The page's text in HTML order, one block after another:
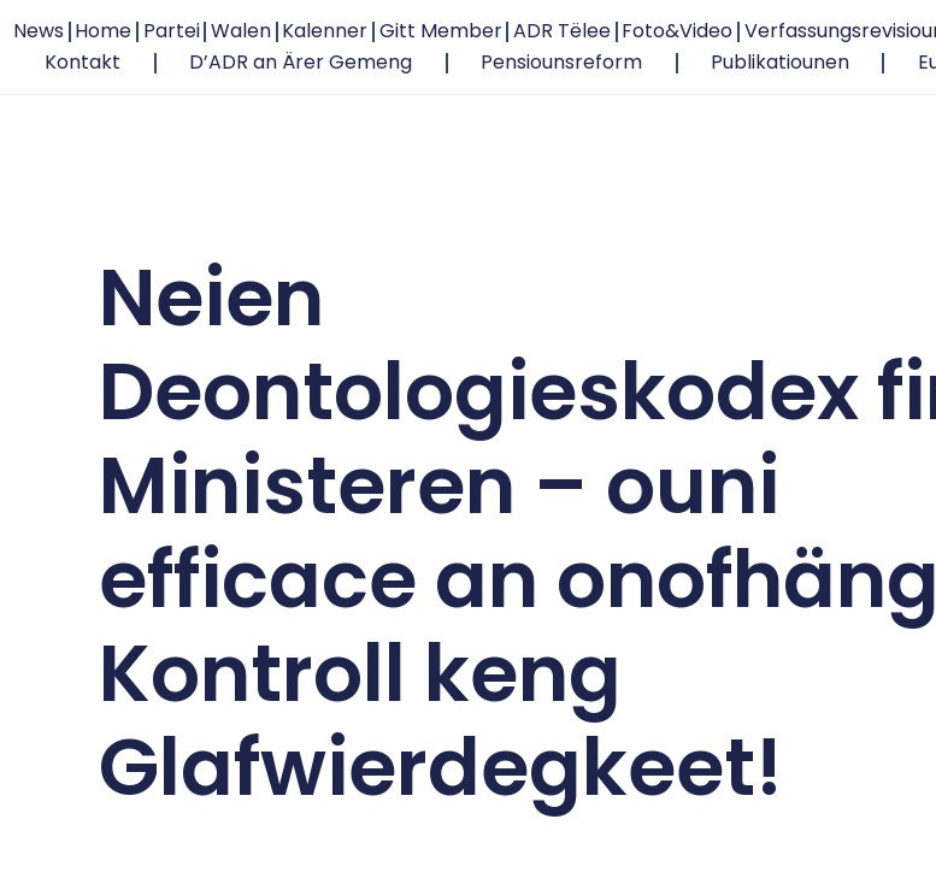
News Home Partei Walen Kalenner Gitt Member ADR Tëlee Foto&Video
Kontakt
D’ADR an Ärer Gemeng Pensiounsreform Publikatiounen
Neien
Deontologieskodex
Ministeren – ouni
efficace an
Kontroll keng
Glafwierdegkeet!